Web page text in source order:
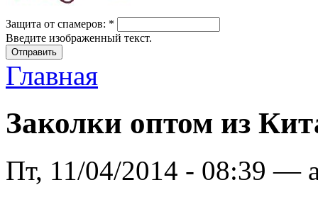
Защита от спамеров: *
Введите изображенный текст.
Главная
Заколки оптом из
Пт, 11/04/2014 - 08:39 —